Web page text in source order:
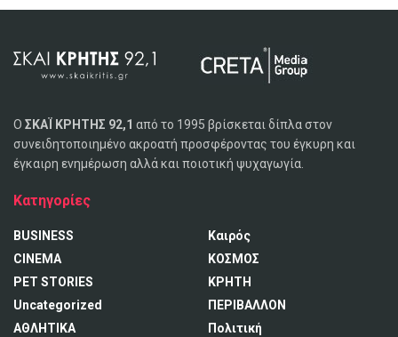
Ο ΣΚΑΪ ΚΡΗΤΗΣ 92,1 από το 1995 βρίσκεται δίπλα στον
συνειδητοποιημένο ακροατή προσφέροντας του έγκυρη και
έγκαιρη ενημέρωση αλλά και ποιοτική ψυχαγωγία.
Κατηγορίες
BUSINESS
CINEMA
PET STORIES
Uncategorized
ΑΘΛΗΤΙΚΑ
Καιρός
ΚΟΣΜΟΣ
ΚΡΗΤΗ
ΠΕΡΙΒΑΛΛΟΝ
Πολιτική